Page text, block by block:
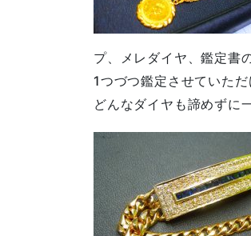
プ、メレダイヤ、鑑定書
1つづつ鑑定させていた
どんなダイヤも諦めずに